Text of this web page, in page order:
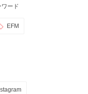
ード
EFM